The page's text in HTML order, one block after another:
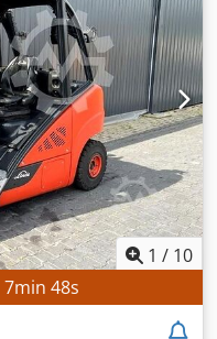
1 / 10
7min 45s